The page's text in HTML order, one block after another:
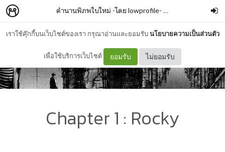
เราใช้คุ๊กกี้บนเว็บไซต์ของเรา กรุณาอ่านและยอมรับนโยบายความเป็นส่วนตัว
เพื่อใช้บริการเว็บไซต์ ยอมรับ ไม่ยอมรับ
ตำนานพิภพใบใหม่ -โดย lowprofile-
Chapter 1 : Rocky